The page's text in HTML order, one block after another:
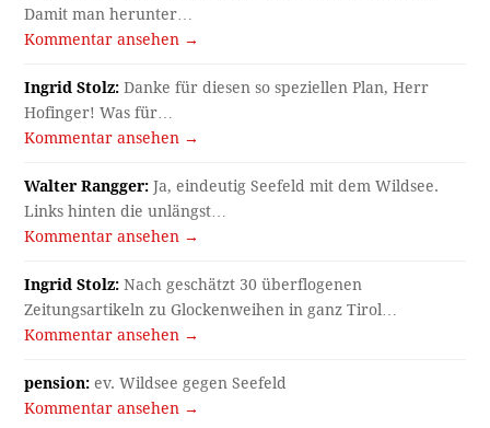
Damit man herunter…
Kommentar ansehen →
Ingrid Stolz: Danke für diesen so speziellen Plan, Herr
Hofinger! Was für…
Kommentar ansehen →
Walter Rangger: Ja, eindeutig Seefeld mit dem Wildsee.
Links hinten die unlängst…
Kommentar ansehen →
Ingrid Stolz: Nach geschätzt 30 überflogenen
Zeitungsartikeln zu Glockenweihen in ganz Tirol…
Kommentar ansehen →
pension: ev. Wildsee gegen Seefeld
Kommentar ansehen →